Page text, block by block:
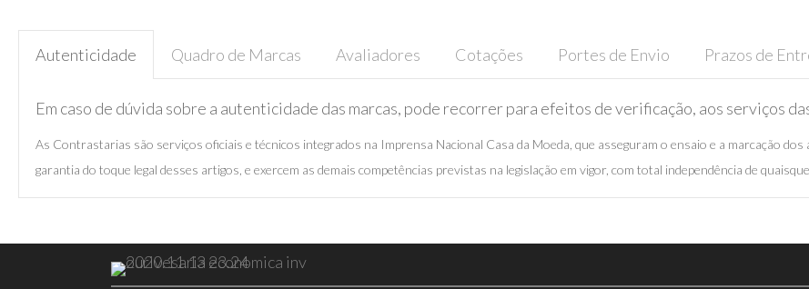
Autenticidade Quadro de Marcas Avaliadores Cotações Portes de Envio Prazos de
Em caso de dúvida sobre a autenticidade das marcas, pode recorrer para efeitos de verificação, aos serviços
As Contrastarias são serviços oficiais e técnicos integrados na Imprensa Nacional Casa da Moeda, que asseguram o ensaio e a marcação
garantia do toque legal desses artigos, e exercem as demais competências previstas na legislação em vigor, com total independência de